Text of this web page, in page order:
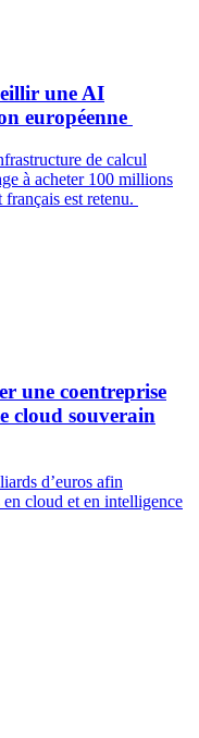
une AI
européenne
de calcul
à acheter 100 millions
est retenu.
une coentreprise
cloud souverain
d’euros afin
en cloud et en intelligence